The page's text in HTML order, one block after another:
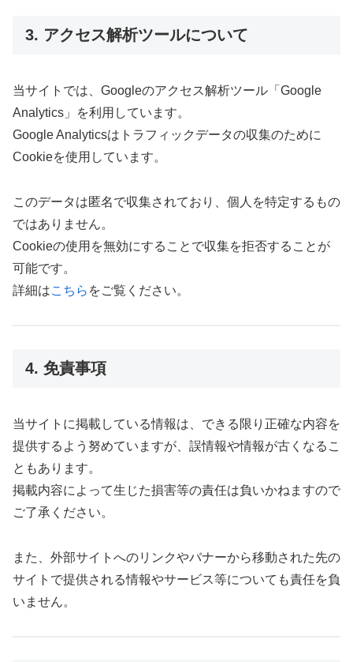
3. アクセス解析ツールについて
当サイトでは、Googleのアクセス解析ツール「Google
Analytics」を利用しています。
Google Analyticsはトラフィックデータの収集のために
Cookieを使用しています。
このデータは匿名で収集されており、個人を特定するもの
ではありません。
Cookieの使用を無効にすることで収集を拒否することが
可能です。
詳細はこちら をご覧ください。
4. 免責事項
当サイトに掲載している情報は、できる限り正確な内容を
提供するよう努めていますが、誤情報や情報が古くなるこ
ともあります。
掲載内容によって生じた損害等の責任は負いかねますので
ご了承ください。
また、外部サイトへのリンクやバナーから移動された先の
サイトで提供される情報やサービス等についても責任を負
いません。